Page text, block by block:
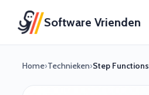
Software Vrienden
Home›Technieken›Step Functions